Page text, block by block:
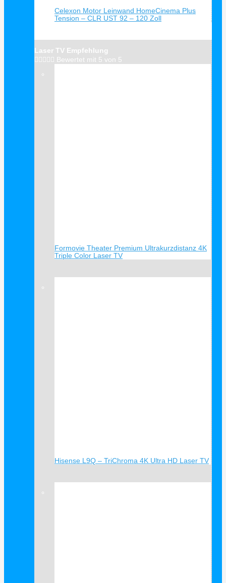
Celexon Motor Leinwand HomeCinema Plus
Tension – CLR UST 92 – 120 Zoll
Laser TV Empfehlung
     Bewertet mit 5 von 5
Formovie Theater Premium Ultrakurzdistanz 4K
Triple Color Laser TV
Hisense L9Q – TriChroma 4K Ultra HD Laser TV